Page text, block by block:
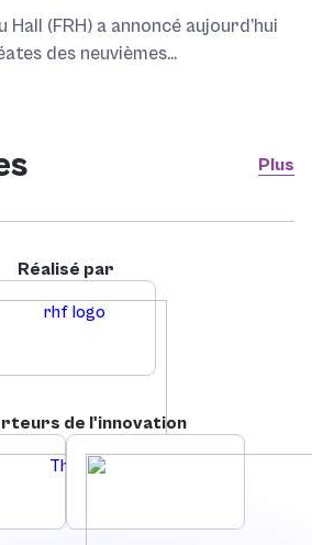
Hall (FRH) a annoncé aujourd’hui
des neuvièmes...
Plus
Réalisé par
de l'innovation